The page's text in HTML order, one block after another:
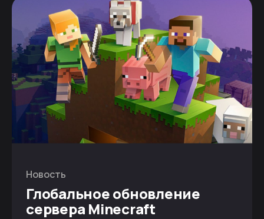
Новость
Глобальное обновление
сервера Minecraft